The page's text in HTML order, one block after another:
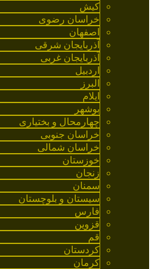
کیش
خراسان رضوی
اصفهان
آذربایجان شرقی
آذربایجان غربی
اردبیل
البرز
ایلام
بوشهر
چهارمحال و بختیاری
خراسان جنوبی
خراسان شمالی
خوزستان
زنجان
سمنان
سیستان و بلوچستان
فارس
قزوین
قم
کردستان
کرمان